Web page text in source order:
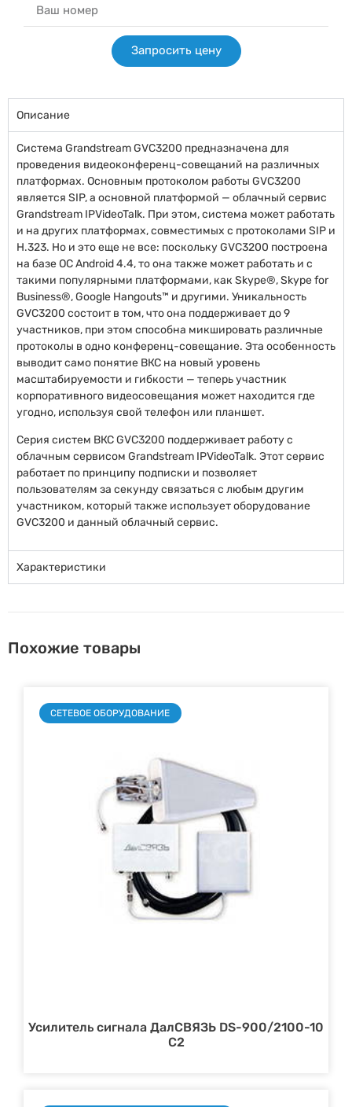
Запросить цену
Описание
Система Grandstream GVC3200 предназначена для
проведения видеоконференц-совещаний на различных
платформах. Основным протоколом работы GVC3200
является SIP, а основной платформой — облачный сервис
Grandstream IPVideoTalk. При этом, система может работать
и на других платформах, совместимых с протоколами SIP и
H.323. Но и это еще не все: поскольку GVC3200 построена
на базе ОС Android 4.4, то она также может работать и с
такими популярными платформами, как Skype®, Skype for
Business®, Google Hangouts™ и другими. Уникальность
GVC3200 состоит в том, что она поддерживает до 9
участников, при этом способна микшировать различные
протоколы в одно конференц-совещание. Эта особенность
выводит само понятие ВКС на новый уровень
масштабируемости и гибкости — теперь участник
корпоративного видеосовещания может находится где
угодно, используя свой телефон или планшет.
Серия систем ВКС GVC3200 поддерживает работу с
облачным сервисом Grandstream IPVideoTalk. Этот сервис
работает по принципу подписки и позволяет
пользователям за секунду связаться с любым другим
участником, который также использует оборудование
GVC3200 и данный облачный сервис.
Характеристики
Похожие товары
СЕТЕВОЕ ОБОРУДОВАНИЕ
Усилитель сигнала ДалСВЯЗЬ DS-900/2100-10
С2